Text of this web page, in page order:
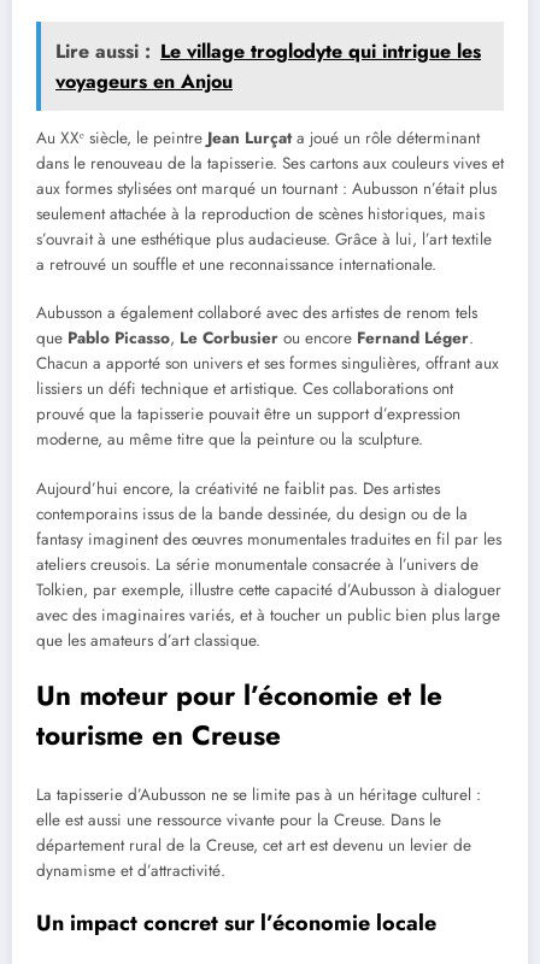
Lire aussi : Le village troglodyte qui intrigue les
voyageurs en Anjou
Au XXᵉ siècle, le peintre Jean Lurçata joué un rôle déterminant
dans le renouveau de la tapisserie. Ses cartons aux couleurs vives et
aux formes stylisées ont marqué un tournant : Aubusson n’était plus
seulement attachée à la reproduction de scènes historiques, mais
s’ouvrait à une esthétique plus audacieuse. Grâce à lui, l’art textile
a retrouvé un souffle et une reconnaissance internationale.
Aubusson a également collaboré avec des artistes de renom tels
que Pablo Picasso, Le Corbusier ou encore Fernand Léger.
Chacun a apporté son univers et ses formes singulières, offrant aux
lissiers un défi technique et artistique. Ces collaborations ont
prouvé que la tapisserie pouvait être un support d’expression
moderne, au même titre que la peinture ou la sculpture.
Aujourd’hui encore, la créativité ne faiblit pas. Des artistes
contemporains issus de la bande dessinée, du design ou de la
fantasy imaginent des œuvres monumentales traduites en fil par les
ateliers creusois. La série monumentale consacrée à l’univers de
Tolkien, par exemple, illustre cette capacité d’Aubusson à dialoguer
avec des imaginaires variés, et à toucher un public bien plus large
que les amateurs d’art classique.
Un moteur pour l’économie et le
tourisme en Creuse
La tapisserie d’Aubusson ne se limite pas à un héritage culturel :
elle est aussi une ressource vivante pour la Creuse. Dans le
département rural de la Creuse, cet art est devenu un levier de
dynamisme et d’attractivité.
Un impact concret sur l’économie locale